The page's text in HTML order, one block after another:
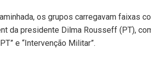
os grupos carregavam faixas
da presidente Dilma Rousseff (PT),
e “Intervenção Militar”.